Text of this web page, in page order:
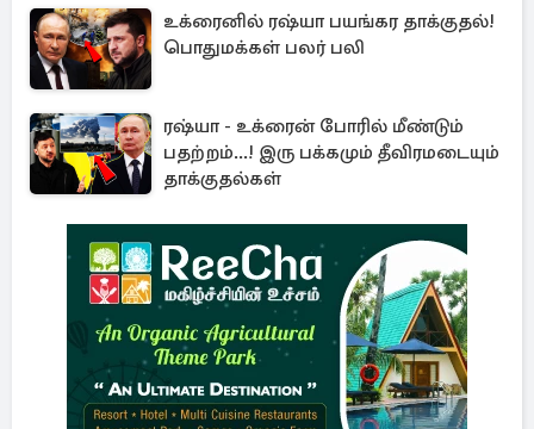
உக்ரைனில் ரஷ்யா பயங்கர தாக்குதல்!
பொதுமக்கள் பலர் பலி
ரஷ்யா - உக்ரைன் போரில் மீண்டும்
பதற்றம்...! இரு பக்கமும் தீவிரமடையும்
தாக்குதல்கள்